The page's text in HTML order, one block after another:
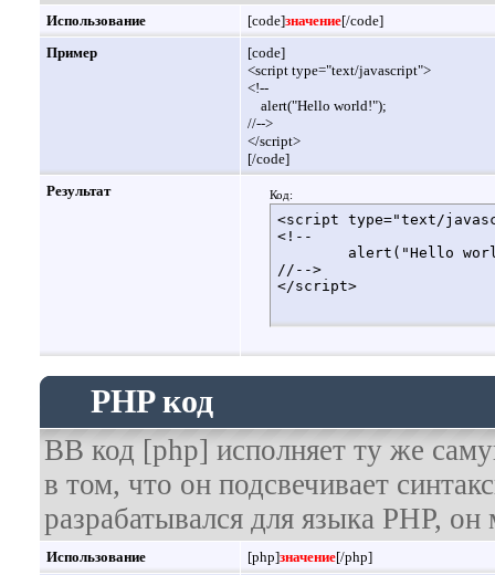
Использование [code]значение[/code]
Пример
[code]
<script type="text/javascript">
<!--
alert("Hello world!");
//-->
</script>
[/code]
Результат
Код:
<script type="text/
<!--
//-->
</script>
PHP код
BB код [php] исполняет ту же
в том, что он подсвечивает
разрабатывался для языка PHP,
Использование [php]значение[/php]